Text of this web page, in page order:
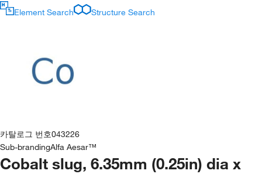
Element Search
Structure Search
카탈로그 번호043226
Sub-brandingAlfa Aesar™
Cobalt slug, 6.35mm (0.25in) dia x